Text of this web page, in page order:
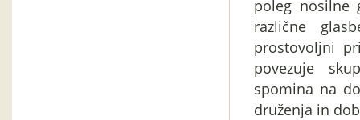
poleg nosilne
različne
prostovoljni
povezuje
spomina na
druženja in